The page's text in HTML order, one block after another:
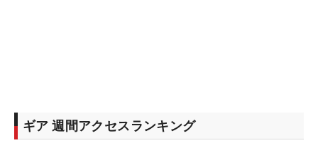
ギア 週間アクセスランキング